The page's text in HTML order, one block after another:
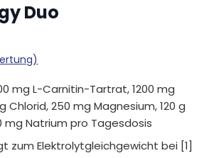
Duo
mg L-Carnitin-Tartrat, 1200 mg
Chlorid, 250 mg Magnesium, 120 g
mg Natrium pro Tagesdosis
zum Elektrolytgleichgewicht bei [1]